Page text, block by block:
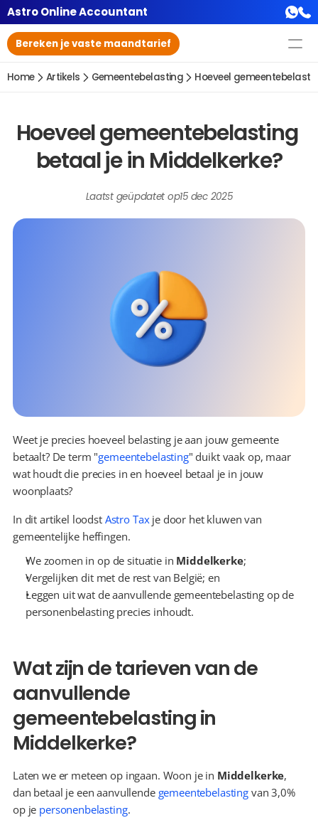
Astro Online Accountant
Bereken je vaste maandtarief
Home Artikels Gemeentebelasting Hoeveel
Hoeveel gemeentebelasting
betaal je in Middelkerke?
Laatst geüpdatet op15 dec 2025
Weet je precies hoeveel belasting je aan jouw gemeente
betaalt? De term "gemeentebelasting" duikt vaak op, maar
wat houdt die precies in en hoeveel betaal je in jouw
woonplaats?
In dit artikel loodst Astro Tax je door het kluwen van
gemeentelijke heffingen.
We zoomen in op de situatie in Middelkerke;
Vergelijken dit met de rest van België; en
Leggen uit wat de aanvullende gemeentebelasting op de
personenbelasting precies inhoudt.
Wat zijn de tarieven van de
aanvullende
gemeentebelasting in
Middelkerke?
Laten we er meteen op ingaan. Woon je in Middelkerke,
dan betaal je een aanvullende gemeentebelasting van 3,0%
op je personenbelasting.